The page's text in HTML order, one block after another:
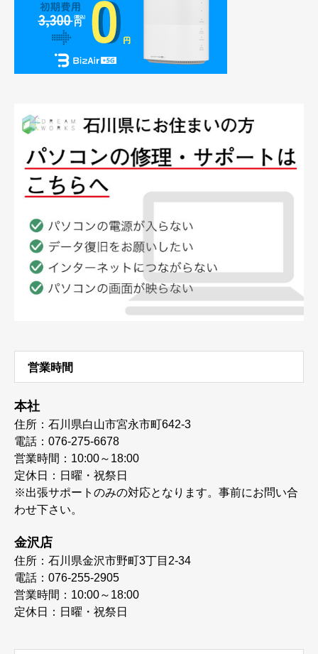
営業時間
本社
住所：石川県白山市宮永市町642-3
電話：076-275-6678
営業時間：10:00～18:00
定休日：日曜・祝祭日
※出張サポートのみの対応となります。事前にお問い合
わせ下さい。
金沢店
住所：石川県金沢市野町3丁目2-34
電話：076-255-2905
営業時間：10:00～18:00
定休日：日曜・祝祭日